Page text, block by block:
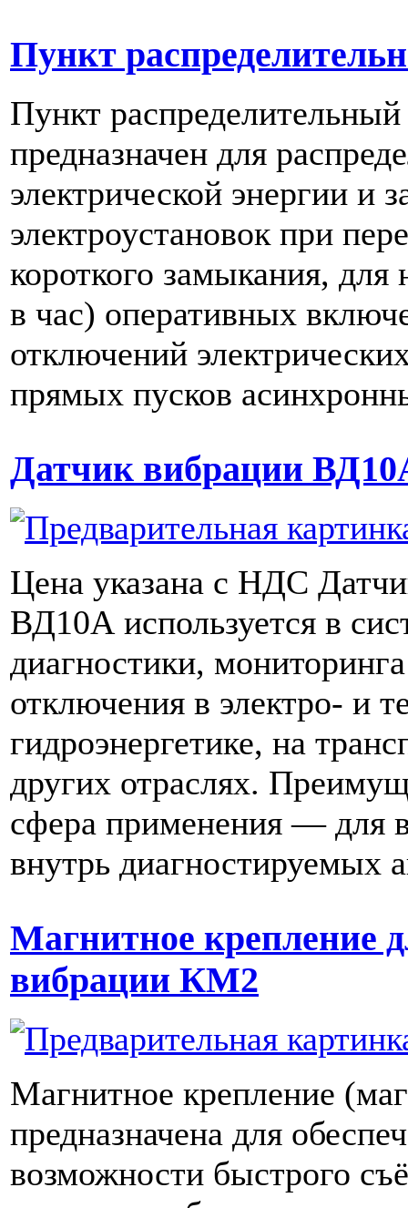
Пункт
Пункт
предназначен для
электрической энергии и
электроустановок при
короткого замыкания, для
в час) оперативных
отключений
прямых пусков
Датчик вибрации
Цена указана с НДС
ВД10А используется в
диагностики,
отключения в электро- и
гидроэнергетике, на
других отраслях.
сфера применения — для
внутрь диагностируемых
Магнитное крепление
вибрации КМ2
Магнитное крепление
предназначена для
возможности быстрого